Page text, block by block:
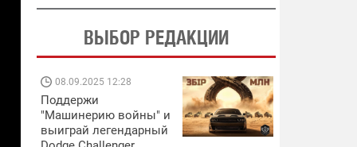
ВЫБОР РЕДАКЦИИ
08.09.2025 12:28
Поддержи
"Машинерию войны" и
выиграй легендарный